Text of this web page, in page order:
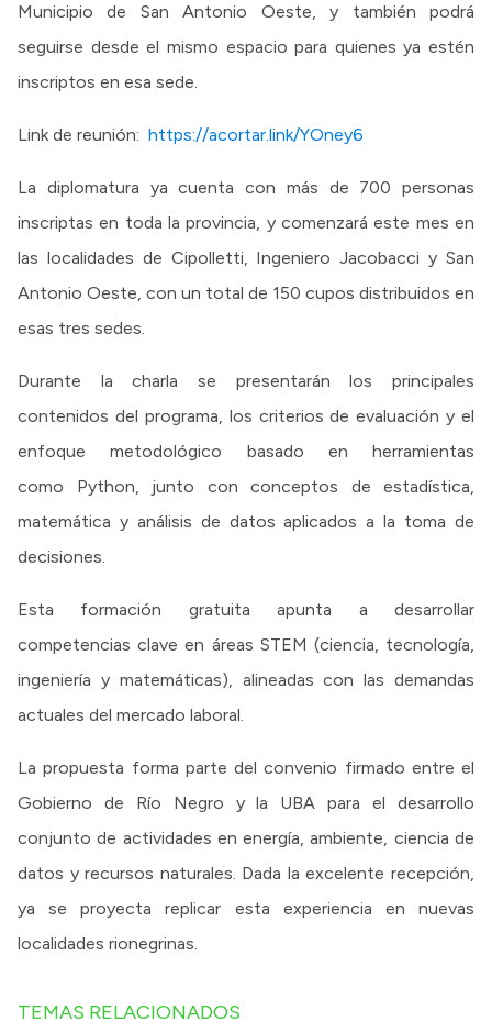
Municipio de San Antonio Oeste, y también podrá
seguirse desde el mismo espacio para quienes ya estén
inscriptos en esa sede.
Link de reunión: https://acortar.link/YOney6
La diplomatura ya cuenta con más de 700 personas
inscriptas en toda la provincia, y comenzará este mes en
las localidades de Cipolletti, Ingeniero Jacobacci y San
Antonio Oeste, con un total de 150 cupos distribuidos en
esas tres sedes.
Durante la charla se presentarán los principales
contenidos del programa, los criterios de evaluación y el
enfoque metodológico basado en herramientas
como Python, junto con conceptos de estadística,
matemática y análisis de datos aplicados a la toma de
decisiones.
Esta formación gratuita apunta a desarrollar
competencias clave en áreas STEM (ciencia, tecnología,
ingeniería y matemáticas), alineadas con las demandas
actuales del mercado laboral.
La propuesta forma parte del convenio firmado entre el
Gobierno de Río Negro y la UBA para el desarrollo
conjunto de actividades en energía, ambiente, ciencia de
datos y recursos naturales. Dada la excelente recepción,
ya se proyecta replicar esta experiencia en nuevas
localidades rionegrinas.
TEMAS RELACIONADOS